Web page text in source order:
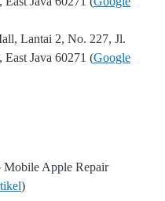
Lantai 2, No. 227, Jl.
East Java 60271 (Google
Mobile Apple Repair
)